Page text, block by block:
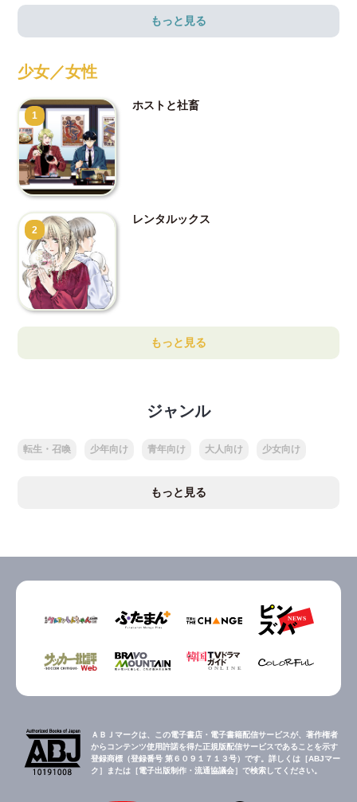
もっと見る
少女／女性
1
ホストと社畜
2
レンタルックス
もっと見る
ジャンル
転生・召喚 少年向け 青年向け 大人向け 少女向け
もっと見る
ＡＢＪマークは、この電子書店・電子書籍配信サービスが、著作権者
からコンテンツ使用許諾を得た正規版配信サービスであることを示す
登録商標（登録番号 第６０９１７１３号）です。詳しくは［ABJマー
ク］または［電子出版制作・流通協議会］で検索してください。